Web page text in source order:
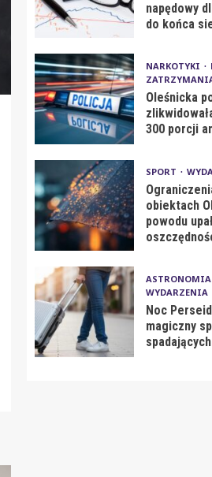
napędowy
do końca
NARKOTYKI
Oleśnicka
300 porcji
SPORT
obiektach
powodu
ASTRONOMIA
WYDARZENIA
Noc
magiczny